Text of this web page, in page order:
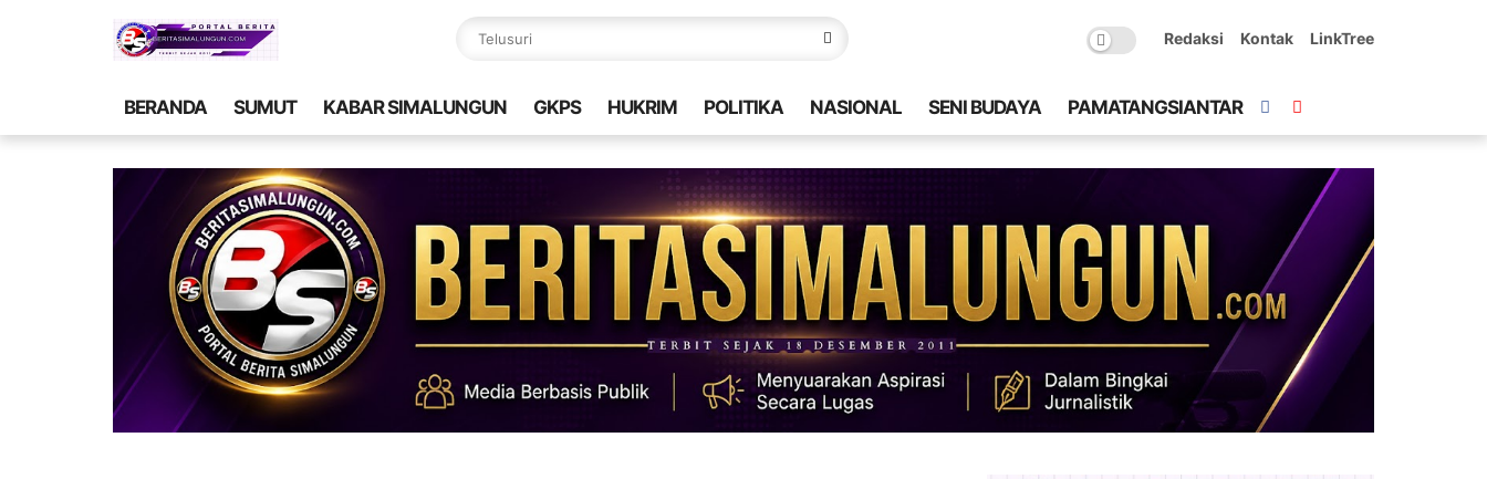
Redaksi Kontak LinkTree
BERANDA SUMUT KABAR SIMALUNGUN GKPS HUKRIM POLITIKA NASIONAL SENI BUDAYA PAMATANGSIANTAR